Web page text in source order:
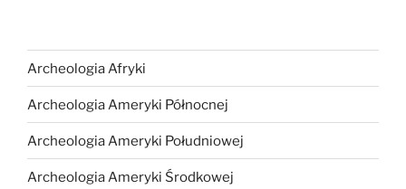
Archeologia Afryki
Archeologia Ameryki Północnej
Archeologia Ameryki Południowej
Archeologia Ameryki Środkowej